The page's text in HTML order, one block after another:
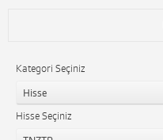
Kategori Seçiniz
Hisse
Hisse Seçiniz